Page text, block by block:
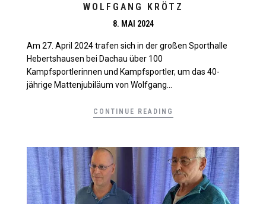
WOLFGANG KRÖTZ
8. MAI 2024
Am 27. April 2024 trafen sich in der großen Sporthalle
Hebertshausen bei Dachau über 100
Kampfsportlerinnen und Kampfsportler, um das 40-
jährige Mattenjubiläum von Wolfgang...
CONTINUE READING